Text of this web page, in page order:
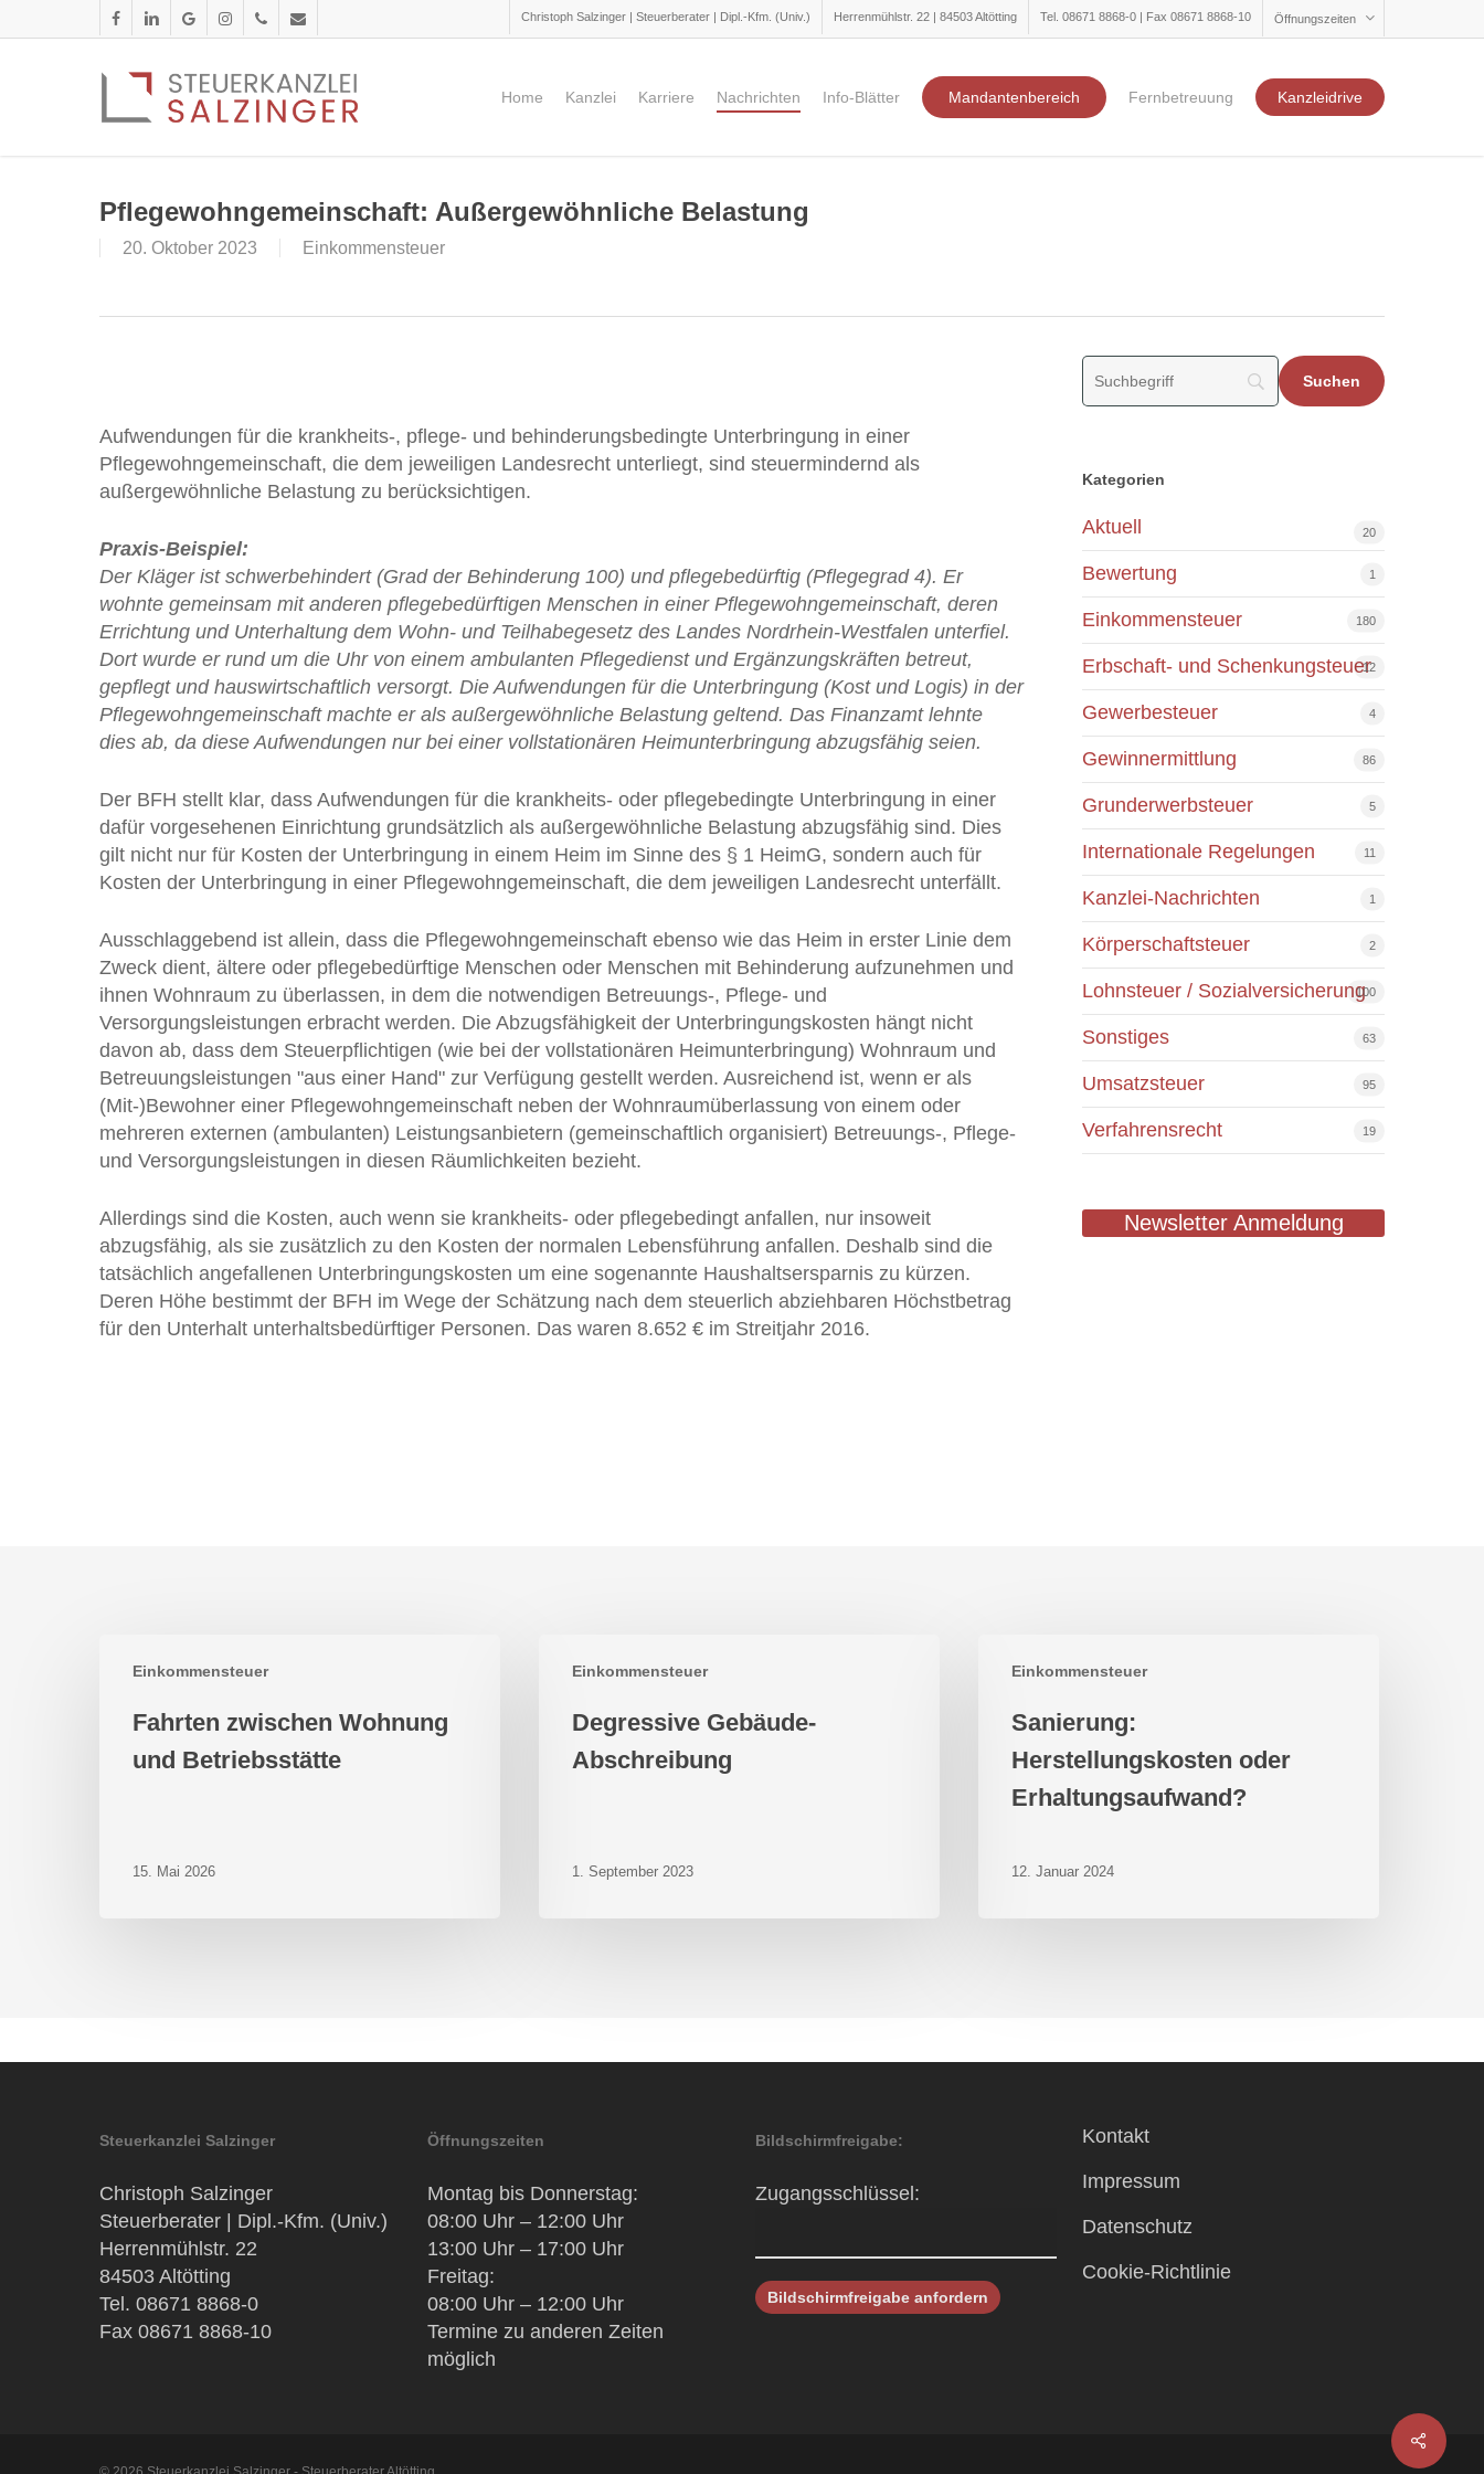
to
facebooklinkedin google-
plus
instagramphone email Christoph Salzinger | Steuerberater | Dipl.-Kfm. (Univ.) Herrenmühlstr. 22 | 84503 Altötting Tel. 08671 8868-0 | Fax 08671 8868-10 Öffnungszeiten
Home Kanzlei Karriere Nachrichten Info-Blätter Mandantenbereich Fernbetreuung Kanzleidrive
Pflegewohngemeinschaft: Außergewöhnliche Belastung
20. Oktober 2023 Einkommensteuer
Aufwendungen für die krankheits-, pflege- und behinderungsbedingte Unterbringung in einer
Pflegewohngemeinschaft, die dem jeweiligen Landesrecht unterliegt, sind steuermindernd als
außergewöhnliche Belastung zu berücksichtigen.
Praxis-Beispiel:
Der Kläger ist schwerbehindert (Grad der Behinderung 100) und pflegebedürftig (Pflegegrad 4). Er
wohnte gemeinsam mit anderen pflegebedürftigen Menschen in einer Pflegewohngemeinschaft, deren
Errichtung und Unterhaltung dem Wohn- und Teilhabegesetz des Landes Nordrhein-Westfalen unterfiel.
Dort wurde er rund um die Uhr von einem ambulanten Pflegedienst und Ergänzungskräften betreut,
gepflegt und hauswirtschaftlich versorgt. Die Aufwendungen für die Unterbringung (Kost und Logis) in der
Pflegewohngemeinschaft machte er als außergewöhnliche Belastung geltend. Das Finanzamt lehnte
dies ab, da diese Aufwendungen nur bei einer vollstationären Heimunterbringung abzugsfähig seien.
Der BFH stellt klar, dass Aufwendungen für die krankheits- oder pflegebedingte Unterbringung in einer
dafür vorgesehenen Einrichtung grundsätzlich als außergewöhnliche Belastung abzugsfähig sind. Dies
gilt nicht nur für Kosten der Unterbringung in einem Heim im Sinne des § 1 HeimG, sondern auch für
Kosten der Unterbringung in einer Pflegewohngemeinschaft, die dem jeweiligen Landesrecht unterfällt.
Ausschlaggebend ist allein, dass die Pflegewohngemeinschaft ebenso wie das Heim in erster Linie dem
Zweck dient, ältere oder pflegebedürftige Menschen oder Menschen mit Behinderung aufzunehmen und
ihnen Wohnraum zu überlassen, in dem die notwendigen Betreuungs-, Pflege- und
Versorgungsleistungen erbracht werden. Die Abzugsfähigkeit der Unterbringungskosten hängt nicht
davon ab, dass dem Steuerpflichtigen (wie bei der vollstationären Heimunterbringung) Wohnraum und
Betreuungsleistungen "aus einer Hand" zur Verfügung gestellt werden. Ausreichend ist, wenn er als
(Mit-)Bewohner einer Pflegewohngemeinschaft neben der Wohnraumüberlassung von einem oder
mehreren externen (ambulanten) Leistungsanbietern (gemeinschaftlich organisiert) Betreuungs-, Pflege-
und Versorgungsleistungen in diesen Räumlichkeiten bezieht.
Allerdings sind die Kosten, auch wenn sie krankheits- oder pflegebedingt anfallen, nur insoweit
abzugsfähig, als sie zusätzlich zu den Kosten der normalen Lebensführung anfallen. Deshalb sind die
tatsächlich angefallenen Unterbringungskosten um eine sogenannte Haushaltsersparnis zu kürzen.
Deren Höhe bestimmt der BFH im Wege der Schätzung nach dem steuerlich abziehbaren Höchstbetrag
für den Unterhalt unterhaltsbedürftiger Personen. Das waren 8.652 € im Streitjahr 2016.
Kategorien
Aktuell 20
Bewertung 1
Einkommensteuer 180
Erbschaft- und Schenkungsteuer
12
Gewerbesteuer 4
Gewinnermittlung 86
Grunderwerbsteuer 5
Internationale Regelungen 11
Kanzlei-Nachrichten 1
Körperschaftsteuer 2
Lohnsteuer / Sozialversicherung100
Sonstiges 63
Umsatzsteuer 95
Verfahrensrecht 19
Newsletter Anmeldung
Einkommensteuer
zwischen
Betriebsstätte
Fahrten zwischen Wohnung
und Betriebsstätte
15. Mai 2026
Einkommensteuer
Gebäude-
Degressive Gebäude-
Abschreibung
1. September 2023
Einkommensteuer
Herstellungskosten
Erhaltungsaufwand?
Sanierung:
Herstellungskosten oder
Erhaltungsaufwand?
12. Januar 2024
Steuerkanzlei Salzinger
Christoph Salzinger
Steuerberater | Dipl.-Kfm. (Univ.)
Herrenmühlstr. 22
84503 Altötting
Tel. 08671 8868-0
Fax 08671 8868-10
Öffnungszeiten
Montag bis Donnerstag:
08:00 Uhr – 12:00 Uhr
13:00 Uhr – 17:00 Uhr
Freitag:
08:00 Uhr – 12:00 Uhr
Termine zu anderen Zeiten
möglich
Bildschirmfreigabe:
Zugangsschlüssel:
Kontakt
Impressum
Datenschutz
Cookie-Richtlinie